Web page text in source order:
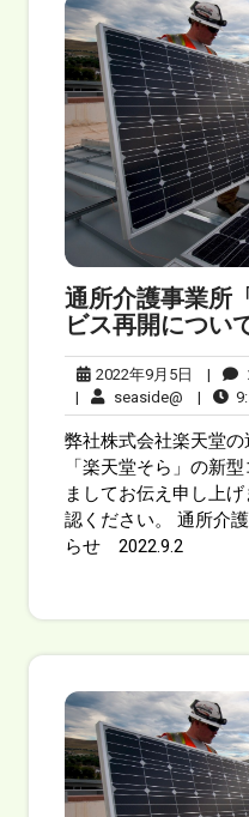
通所介護事業所
ビス再開につい
2022年9月5日 |
|
seaside@ |
弊社株式会社楽天堂
「楽天堂そら」の新
ましてお伝え申し上
認ください。 通所介
らせ 2022.9.2